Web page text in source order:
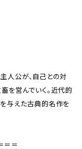
人公が、自己との対
を営んでいく。近代的
与えた古典的名作を
＝＝